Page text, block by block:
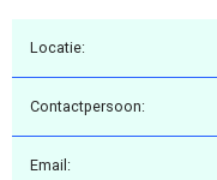
Locatie:
Contactpersoon:
Email: